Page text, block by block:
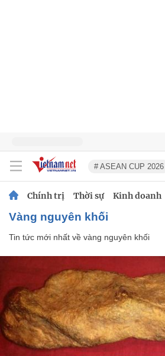
# ASEAN CUP 2026
Chính trị Thời sự Kinh doanh
vàng nguyên khối
Tin tức mới nhất về vàng nguyên khối